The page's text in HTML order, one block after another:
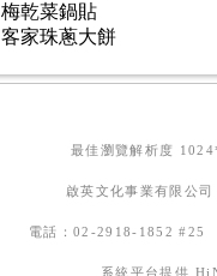
梅乾菜鍋貼
客家珠蔥大餅
最佳瀏覽解析度
啟英文化事業有限公
電話：02-2918-1852
系統平台提供